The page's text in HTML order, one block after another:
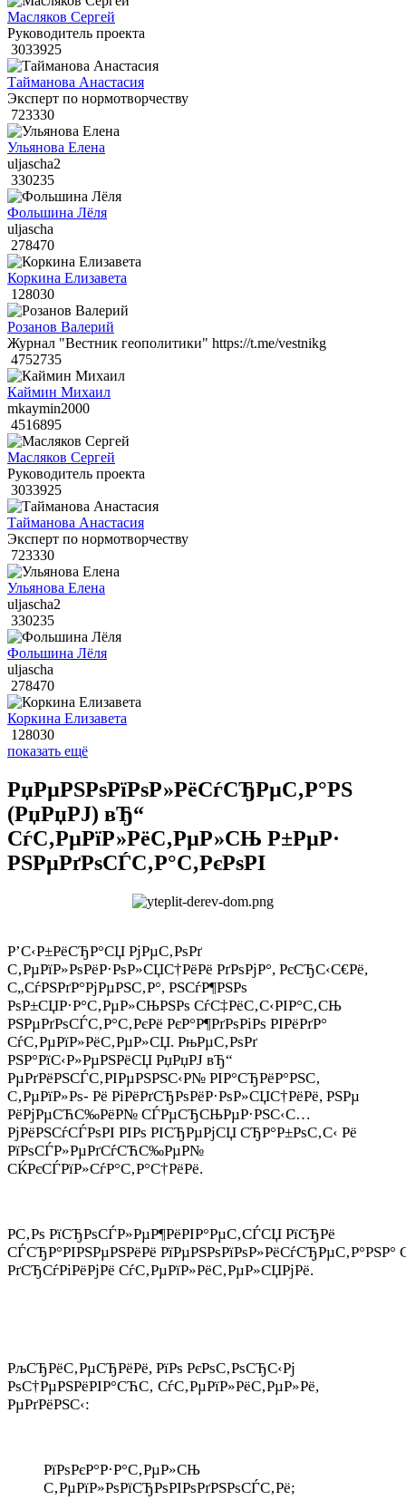
Масляков Сергей
Руководитель проекта
3033925
Тайманова Анастасия
Эксперт по нормотворчеству
723330
Ульянова Елена
uljascha2
330235
Фольшина Лёля
uljascha
278470
Коркина Елизавета
128030
Розанов Валерий
Журнал "Вестник геополитики" https://t.me/vestnikg
4752735
Каймин Михаил
mkaymin2000
4516895
Масляков Сергей
Руководитель проекта
3033925
Тайманова Анастасия
Эксперт по нормотворчеству
723330
Ульянова Елена
uljascha2
330235
Фольшина Лёля
uljascha
278470
Коркина Елизавета
128030
показать ещё
РџРµРЅРѕРїРѕР»РёСѓСЂРµС‚Р°РЅ
(РџРџРЈ) вЂ“
СѓС‚РµРїР»РёС‚РµР»СЊ Р±РµР·
РЅРµРґРѕСЃС‚Р°С‚РєРѕРІ
Р’С‹Р±РёСЂР°СЏ РјРµС‚РѕРґ
С‚РµРїР»РѕРёР·РѕР»СЏС†РёРё РґРѕРјР°, РєСЂС‹С€Рё,
С„СѓРЅРґР°РјРµРЅС‚Р°, РЅСѓР¶РЅРѕ
РѕР±СЏР·Р°С‚РµР»СЊРЅРѕ СѓС‡РёС‚С‹РІР°С‚СЊ
РЅРµРґРѕСЃС‚Р°С‚РєРё РєР°Р¶РґРѕРіРѕ РІРёРґР°
СѓС‚РµРїР»РёС‚РµР»СЏ. РњРµС‚РѕРґ
РЅР°РїС‹Р»РµРЅРёСЏ РџРџРЈ вЂ“
РµРґРёРЅСЃС‚РІРµРЅРЅС‹Р№ РІР°СЂРёР°РЅС‚
С‚РµРїР»Рѕ- Рё РіРёРґСЂРѕРёР·РѕР»СЏС†РёРё, РЅРµ
РёРјРµСЋС‰РёР№ СЃРµСЂСЊРµР·РЅС‹С…
РјРёРЅСѓСЃРѕРІ РІРѕ РІСЂРµРјСЏ СЂР°Р±РѕС‚С‹ Рё
РїРѕСЃР»РµРґСѓСЋС‰РµР№
СЌРєСЃРїР»СѓР°С‚Р°С†РёРё.
Р­С‚Рѕ РїСЂРѕСЃР»РµР¶РёРІР°РµС‚СЃСЏ РїСЂРё
СЃСЂР°РІРЅРµРЅРёРё РїРµРЅРѕРїРѕР»РёСѓСЂРµС‚Р°РЅР°
РґСЂСѓРіРёРјРё СѓС‚РµРїР»РёС‚РµР»СЏРјРё.
РљСЂРёС‚РµСЂРёРё, РїРѕ РєРѕС‚РѕСЂС‹Рј
РѕС†РµРЅРёРІР°СЋС‚ СѓС‚РµРїР»РёС‚РµР»Рё,
РµРґРёРЅС‹:
РїРѕРєР°Р·Р°С‚РµР»СЊ
С‚РµРїР»РѕРїСЂРѕРІРѕРґРЅРѕСЃС‚Рё;